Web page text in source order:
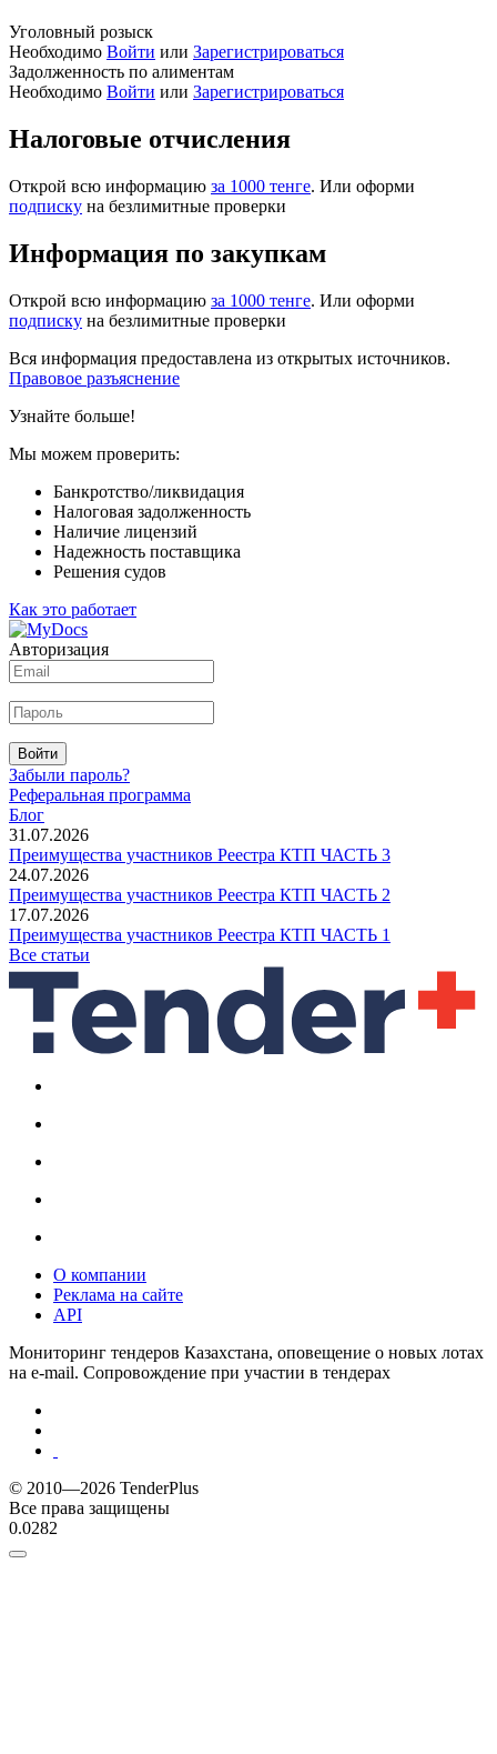
Уголовный розыск
Необходимо Войти или Зарегистрироваться
Задолженность по алиментам
Необходимо Войти или Зарегистрироваться
Налоговые отчисления
Открой всю информацию за 1000 тенге. Или оформи
подписку на безлимитные проверки
Информация по закупкам
Открой всю информацию за 1000 тенге. Или оформи
подписку на безлимитные проверки
Вся информация предоставлена из открытых источников.
Правовое разъяснение
Узнайте больше!
Мы можем проверить:
Банкротство/ликвидация
Налоговая задолженность
Наличие лицензий
Надежность поставщика
Решения судов
Как это работает
Авторизация
Войти
Забыли пароль?
Реферальная программа
Блог
31.07.2026
Преимущества участников Реестра КТП ЧАСТЬ 3
24.07.2026
Преимущества участников Реестра КТП ЧАСТЬ 2
17.07.2026
Преимущества участников Реестра КТП ЧАСТЬ 1
Все статьи
О компании
Реклама на сайте
API
Мониторинг тендеров Казахстана, оповещение о новых лотах
на e-mail. Сопровождение при участии в тендерах
© 2010—2026 TenderPlus
Все права защищены
0.0282